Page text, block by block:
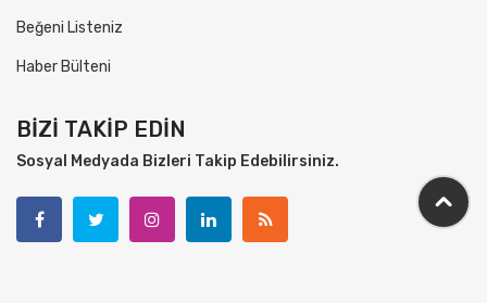
Beğeni Listeniz
Haber Bülteni
BİZİ TAKİP EDİN
Sosyal Medyada Bizleri Takip Edebilirsiniz.